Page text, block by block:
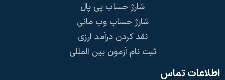
شارژ حساب پی پال
شارژ حساب وب مانی
نقد کردن درآمد ارزی
ثبت نام آزمون بین المللی
اطلاعات تماس